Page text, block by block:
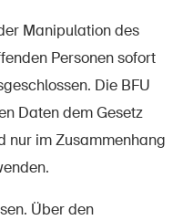
Manipulation des
Personen sofort
Die BFU
Daten dem Gesetz
nur im Zusammenhang
Über den